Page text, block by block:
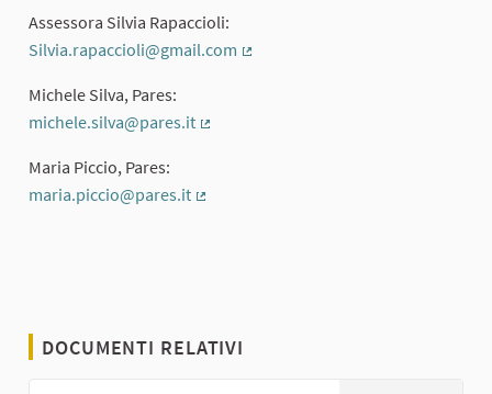
Assessora Silvia Rapaccioli:
Silvia.rapaccioli@gmail.com
Michele Silva, Pares:
michele.silva@pares.it
Maria Piccio, Pares:
maria.piccio@pares.it
DOCUMENTI RELATIVI